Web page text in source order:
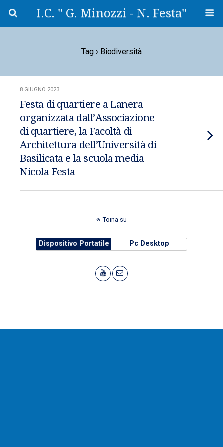
I.C. " G. Minozzi - N. Festa"
Tag › Biodiversità
8 GIUGNO 2023
Festa di quartiere a Lanera
organizzata dall’Associazione
di quartiere, la Facoltà di
Architettura dell’Università di
Basilicata e la scuola media
Nicola Festa
Torna su
Dispositivo Portatile Pc Desktop